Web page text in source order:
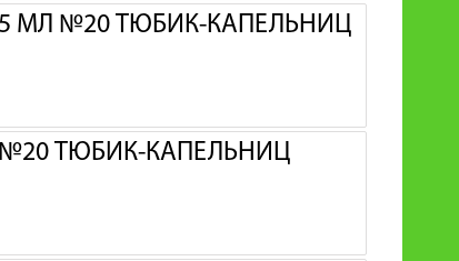
МЛ №20 ТЮБИК-КАПЕЛЬНИЦ
№20 ТЮБИК-КАПЕЛЬНИЦ